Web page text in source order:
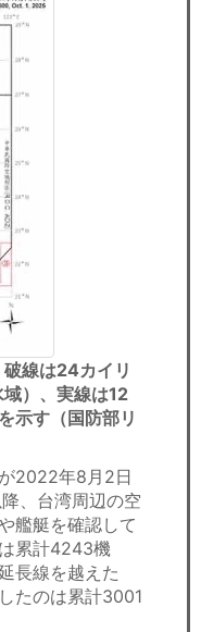
線は24カイリ
域）、実線は12
示す（国防部リ
2022年8月2日
、台湾周辺の空
艦艇を確認して
累計4243機
長線を越えた
たのは累計3001